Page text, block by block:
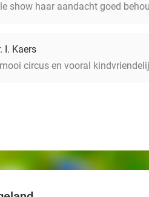
show haar aandacht goed
I. Kaers
circus en vooral